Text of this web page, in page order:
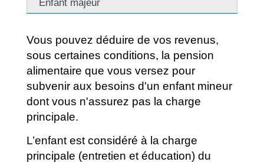
Enfant majeur
Vous pouvez déduire de vos revenus,
sous certaines conditions, la pension
alimentaire que vous versez pour
subvenir aux besoins d'un enfant mineur
dont vous n'assurez pas la charge
principale.
L’enfant est considéré à la charge
principale (entretien et éducation) du